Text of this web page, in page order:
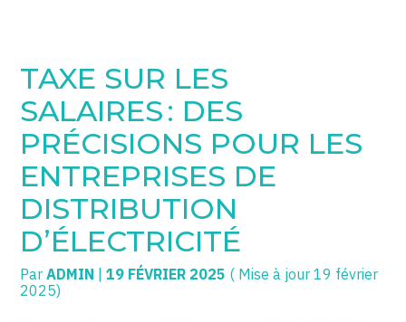
SOGECC – Noisy
SOGECC – République
SOGECC – Turbigo
COMMERÇANTS
GROUPE
SCI / LMNP
PROFESSIONS LIBÉRALES
HOLDING
PARTICULIERS
Gérer votre quotidien
Piloter votre entreprise
Développer votre entreprise
Construire votre patrimoine
Être prêt pour la facturation
électronique
TAXE SUR LES
SALAIRES : DES
PRÉCISIONS POUR LES
ENTREPRISES DE
DISTRIBUTION
D’ÉLECTRICITÉ
ParADMIN |19 FÉVRIER 2025 ( Mise à jour 19 février
2025)